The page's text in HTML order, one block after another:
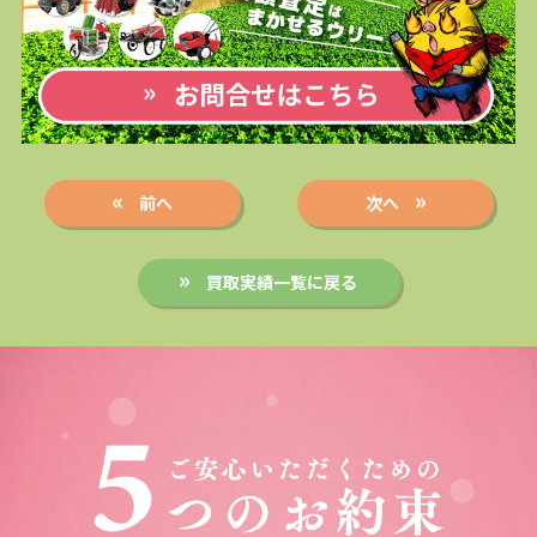
前へ 次へ
買取実績一覧に戻る